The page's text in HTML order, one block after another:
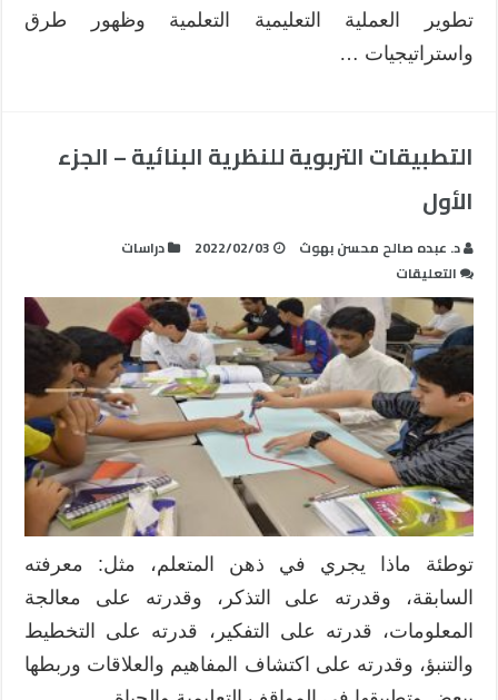
تطوير العملية التعليمية التعلمية وظهور طرق
واستراتيجيات …
التطبيقات التربوية للنظرية البنائية – الجزء
الأول
د. عبده صالح محسن بهوث 2022/02/03
دراسات
التعليقات
التطبيقات
التربوية
للنظرية
البنائية
–
الجزء
الأول
مغلقة
توطئة ماذا يجري في ذهن المتعلم، مثل: معرفته
السابقة، وقدرته على التذكر، وقدرته على معالجة
المعلومات، قدرته على التفكير، قدرته على التخطيط
والتنبؤ، وقدرته على اكتشاف المفاهيم والعلاقات وربطها